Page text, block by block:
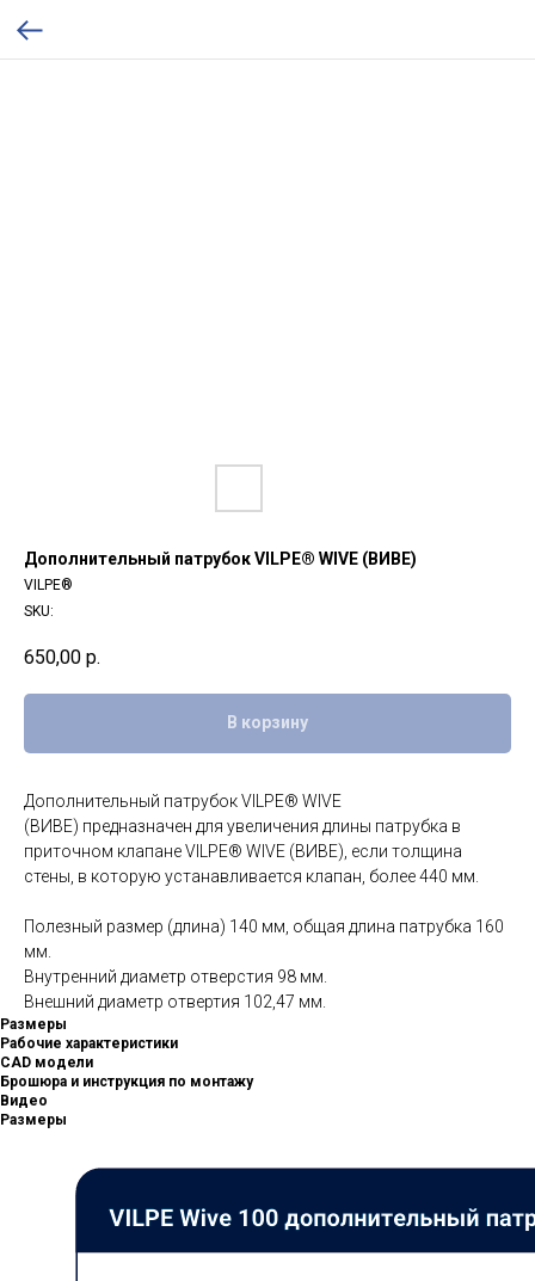
Дополнительный патрубок VILPE® WIVE (ВИВЕ)
VILPE®
SKU:
650,00 р.
В корзину
Дополнительный патрубок VILPE® WIVE
(ВИВЕ) предназначен для увеличения длины патрубка в
приточном клапане VILPE® WIVE (ВИВЕ), если толщина
стены, в которую устанавливается клапан, более 440 мм.
Полезный размер (длина) 140 мм, общая длина патрубка 160
мм.
Внутренний диаметр отверстия 98 мм.
Внешний диаметр отвертия 102,47 мм.
Размеры
Рабочие характеристики
CAD модели
Брошюра и инструкция по монтажу
Видео
Размеры